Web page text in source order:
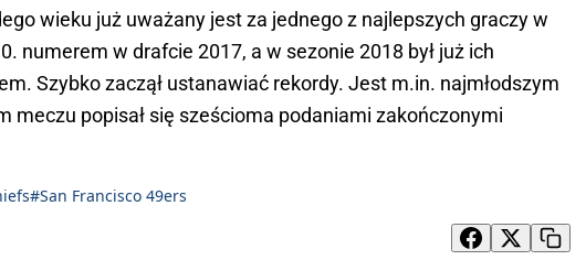
wieku już uważany jest za jednego z najlepszych graczy w
numerem w drafcie 2017, a w sezonie 2018 był już ich
Szybko zaczął ustanawiać rekordy. Jest m.in. najmłodszym
meczu popisał się sześcioma podaniami zakończonymi
#San Francisco 49ers